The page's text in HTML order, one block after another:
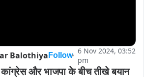
Balothiya Follow 6 Nov 2024, 03:52
pm
और भाजपा के बीच तीखे बयान